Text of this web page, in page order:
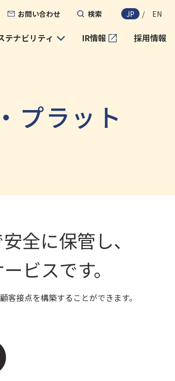
お問い合わせ 検索 JP / EN
テナビリティ IR情報 採用情報
プラット
全に保管し、
ビスです。
接点を構築することができます。